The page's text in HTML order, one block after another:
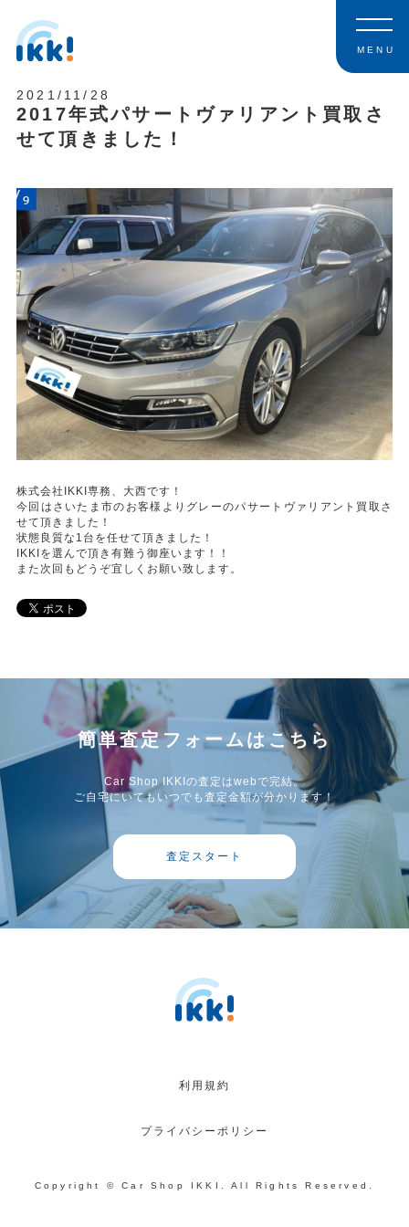
MENU
2021/11/28
2017年式パサートヴァリアント買取さ
せて頂きました！
株式会社IKKI専務、大西です！
今回はさいたま市のお客様よりグレーのパサートヴァリアント買取さ
せて頂きました！
状態良質な1台を任せて頂きました！
IKKIを選んで頂き有難う御座います！！
また次回もどうぞ宜しくお願い致します。
簡単査定フォームはこちら
Car Shop IKKIの査定はwebで完結。
ご自宅にいてもいつでも査定金額が分かります！
査定スタート
利用規約
プライバシーポリシー
Copyright © Car Shop IKKI. All Rights Reserved.